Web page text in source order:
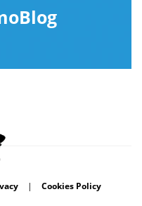
| Cookies Policy